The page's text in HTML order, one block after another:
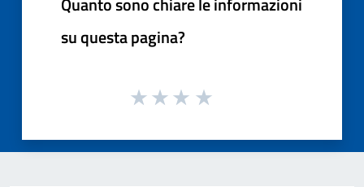
su questa pagina?